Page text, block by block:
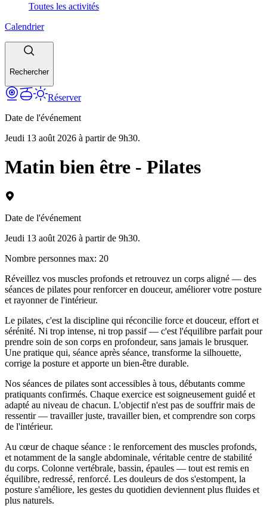
Toutes les activités
Calendrier
Rechercher
Réserver
Date de l'événement
Jeudi 13 août 2026 à partir de 9h30.
Matin bien être - Pilates
Date de l'événement
Jeudi 13 août 2026 à partir de 9h30.
Nombre personnes max: 20
Réveillez vos muscles profonds et retrouvez un corps aligné — des
séances de pilates pour renforcer en douceur, améliorer votre posture
et rayonner de l'intérieur.
Le pilates, c'est la discipline qui réconcilie force et douceur, effort et
sérénité. Ni trop intense, ni trop passif — c'est l'équilibre parfait pour
prendre soin de son corps en profondeur, sans jamais le brusquer.
Une pratique qui, séance après séance, transforme la silhouette,
corrige la posture et apporte un bien-être durable.
Nos séances de pilates sont accessibles à tous, débutants comme
pratiquants confirmés. Chaque exercice est soigneusement guidé et
adapté au niveau de chacun. L'objectif n'est pas de souffrir mais de
ressentir — travailler juste, travailler bien, et comprendre son corps
de l'intérieur.
Au cœur de chaque séance : le renforcement des muscles profonds,
et notamment de la sangle abdominale, véritable centre de stabilité
du corps. Colonne vertébrale, bassin, épaules — tout est remis en
équilibre, redressé, renforcé. Les douleurs de dos s'estompent, la
posture s'améliore, les gestes du quotidien deviennent plus fluides et
plus naturels.